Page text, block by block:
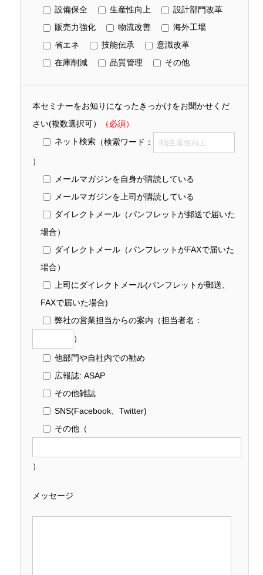
設備保全 生産性向上
設計部門改革
販売力強化
物流改善
海外工場
省エネ
技能伝承
意識改革
在庫削減
品質管理 その他
本セミナーをお知りになったきっかけをお聞かせくだ
さい(複数選択可）
（必須）
ネット検索 （検索ワード：
）
メールマガジンを自身が購読している
メールマガジンを上司が購読している
ダイレクトメール（パンフレットが郵送で届いた
場合）
ダイレクトメール（パンフレットがFAXで届いた
場合）
上司にダイレクトメール(パンフレットが郵送、
FAXで届いた場合)
弊社の営業担当からの案内 （担当者名：
）
他部門や自社内での勧め
広報誌: ASAP
その他雑誌
SNS(Facebook、Twitter)
その他 （
）
メッセージ